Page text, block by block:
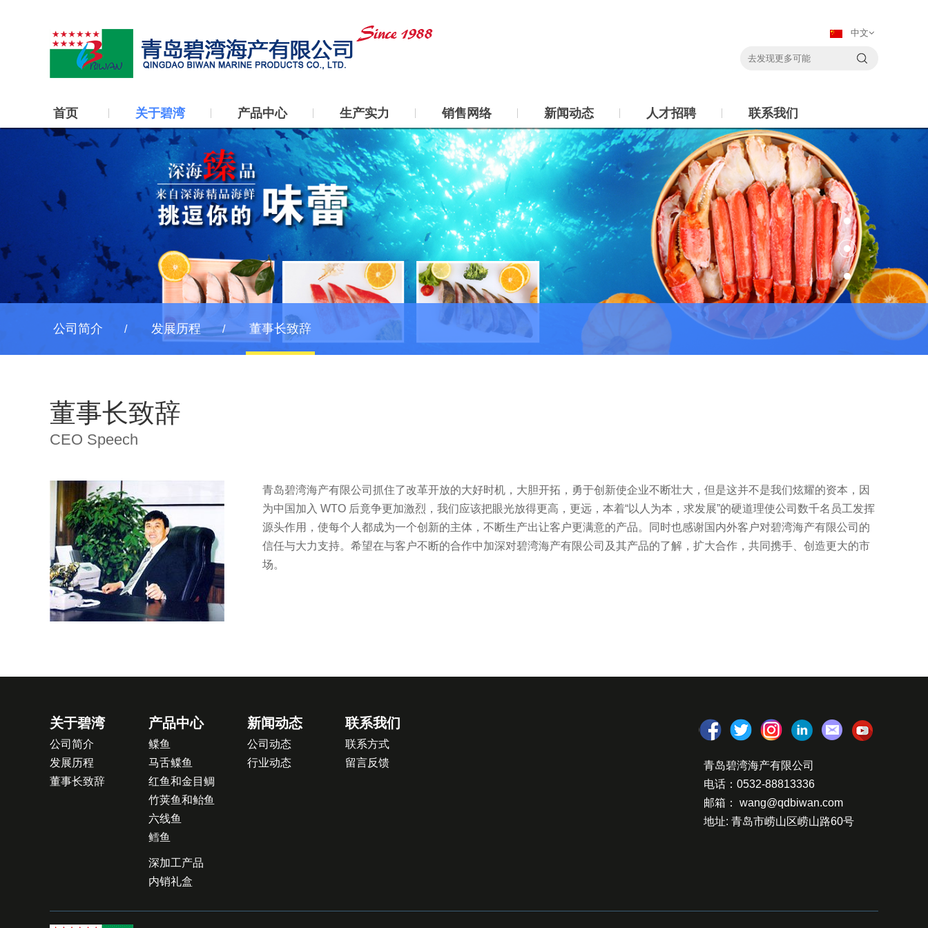
中文
首页 关于碧湾 产品中心 生产实力 销售网络 新闻动态 人才招聘 联系我们
公司简介 发展历程 董事长致辞
董事长致辞
CEO Speech
青岛碧湾海产有限公司抓住了改革开放的大好时机，大胆开拓，勇于创新使企业不断壮大，但是这并不是我们炫耀的资本，因
为中国加入 WTO 后竟争更加激烈，我们应该把眼光放得更高，更远，本着“以人为本，求发展”的硬道理使公司数千名员工发挥
源头作用，使每个人都成为一个创新的主体，不断生产出让客户更满意的产品。同时也感谢国内外客户对碧湾海产有限公司的
信任与大力支持。希望在与客户不断的合作中加深对碧湾海产有限公司及其产品的了解，扩大合作，共同携手、创造更大的市
场。
关于碧湾
公司简介
发展历程
董事长致辞
产品中心
鲽鱼
马舌鲽鱼
红鱼和金目鲷
竹荚鱼和鲐鱼
六线鱼
鳕鱼
深加工产品
内销礼盒
新闻动态
公司动态
行业动态
联系我们
联系方式
留言反馈
青岛碧湾海产有限公司
电话：0532-88813336
邮箱： wang@qdbiwan.com
地址: 青岛市崂山区崂山路60号